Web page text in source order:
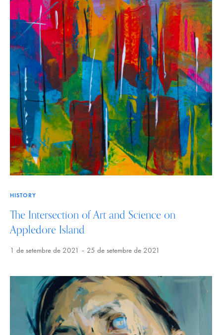
HISTORY
The Intersection of Art and Science on
Appledore Island
1 de setembre de 2021 25 de setembre de 2021